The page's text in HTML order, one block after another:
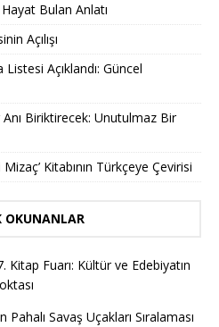
Bulan Anlatı
Açılışı
Açıklandı: Güncel
Biriktirecek: Unutulmaz Bir
Kitabının Türkçeye Çevirisi
OKUNANLAR
Kitap Fuarı: Kültür ve Edebiyatın
Pahalı Savaş Uçakları Sıralaması